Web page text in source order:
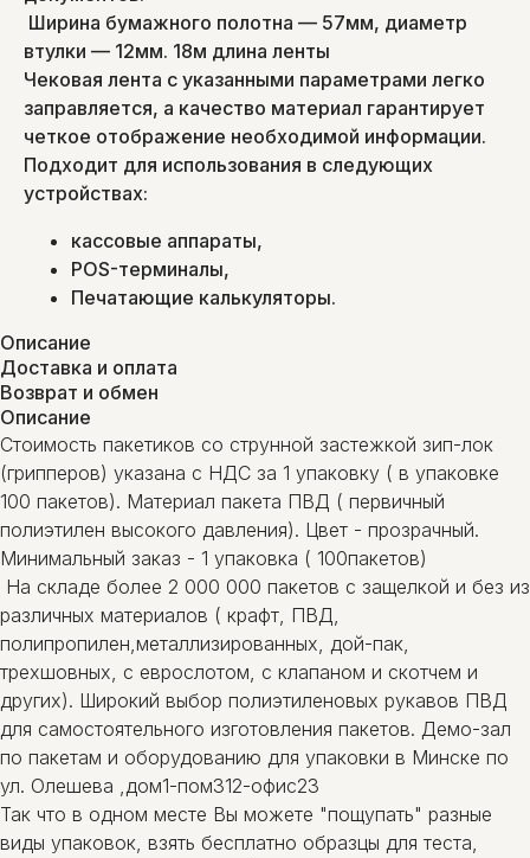
Ширина бумажного полотна — 57мм, диаметр
втулки — 12мм. 18м длина ленты
Чековая лента с указанными параметрами легко
заправляется, а качество материал гарантирует
четкое отображение необходимой информации.
Подходит для использования в следующих
устройствах:
кассовые аппараты,
POS-терминалы,
Печатающие калькуляторы.
Описание
Доставка и оплата
Возврат и обмен
Описание
Стоимость пакетиков со струнной застежкой зип-лок
(грипперов) указана с НДС за 1 упаковку ( в упаковке
100 пакетов). Материал пакета ПВД ( первичный
полиэтилен высокого давления). Цвет - прозрачный.
Минимальный заказ - 1 упаковка ( 100пакетов)
На складе более 2 000 000 пакетов с защелкой и без из
различных материалов ( крафт, ПВД,
полипропилен,металлизированных, дой-пак,
трехшовных, с еврослотом, с клапаном и скотчем и
других). Широкий выбор полиэтиленовых рукавов ПВД
для самостоятельного изготовления пакетов. Демо-зал
по пакетам и оборудованию для упаковки в Минске по
ул. Олешева ,дом1-пом312-офис23
Так что в одном месте Вы можете "пощупать" разные
виды упаковок, взять бесплатно образцы для теста,